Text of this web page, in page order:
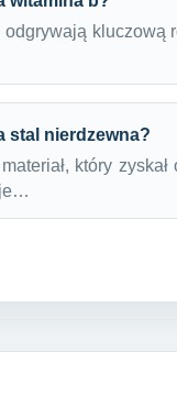
kluczową
stal nierdzewna?
który